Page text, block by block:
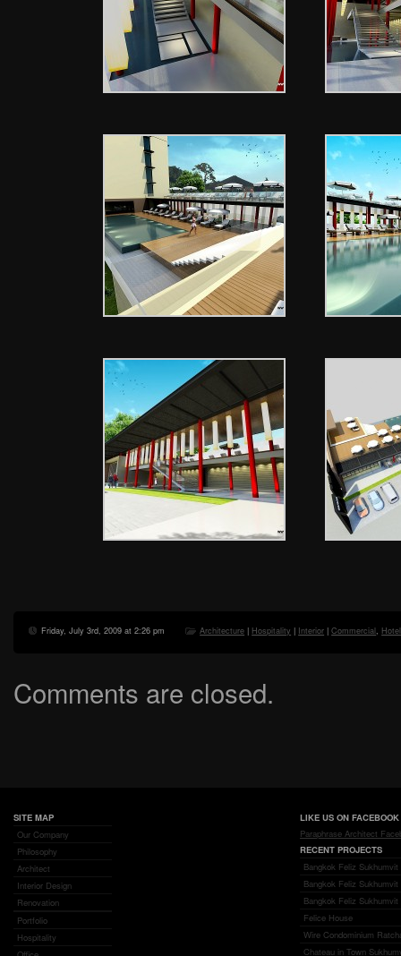
Friday, July 3rd, 2009 at 2:26 pm Architecture | Hospitality | Interior |Commercial Hotel
Comments are closed.
SITE MAP
Our Company
Philosophy
Architect
Interior Design
Renovation
Portfolio
Hospitality
LIKE US ON FACEBOOK
Paraphrase Architect
RECENT PROJECTS
Bangkok Feliz
Bangkok Feliz
Bangkok Feliz
Felice House
Wire Condominium
Chateau in Town